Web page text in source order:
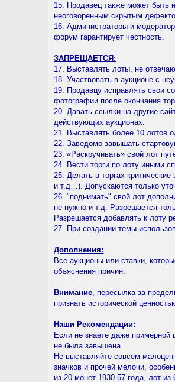
15. Продавец также может быть
неоговоренным скрытым
16. Администраторы и
форум гарантирует честность.
ЗАПРЕЩАЕТСЯ:
17. Выставлять лоты, не
18. Участвовать в аукционе с
19. Продавцу исправлять свои
фотографии после окончания
20. Давать ссылки на другие
действующих аукционах.
21. Выставлять более 10 лотов
22. Заведомо завышать
23. «Раскручивать» свой лот
24. Вести торги по лоту иными
25. Делать в торгах
и т.д…). Допускаются только
26. "поднимать" свой лот
не нужно и т.д. Разрешается
Разрешается добавлять к лоту
27. При создании темы
Дополнения:
Все аукционы или ставки,
объяснения причин.
Внимание, пересылка за
признать исторической
Наши Рекомендации:
Если не знаете даже
не была завышена.
Не выставляйте совсем
значков и прочей мелочи,
из 20 монет 1930-57 года, лот